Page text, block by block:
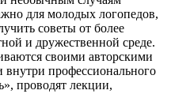
для молодых логопедов,
советы от более
и дружественной среде.
своими авторскими
профессионального
проводят лекции,